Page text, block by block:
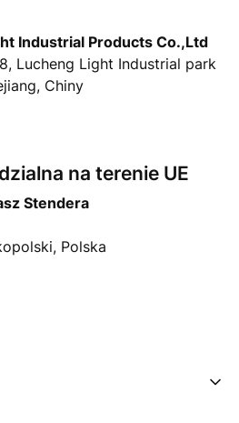
Industrial Products Co.,Ltd
Lucheng Light Industrial park
Chiny
na terenie UE
Stendera
Polska